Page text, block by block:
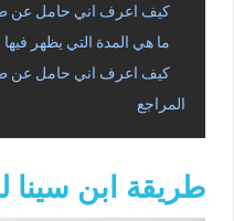
كيف اعرف اني حامل عن
ما هي المدة التي يظهر
كيف اعرف اني حامل عن
المراجع
طريقة ابن سينا